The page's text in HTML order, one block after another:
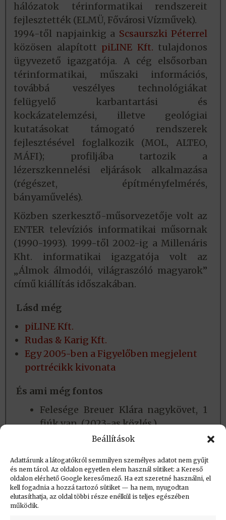
Beállítások
Adattárunk a látogatókról semmilyen személyes adatot nem gyűjt
és nem tárol. Az oldalon egyetlen elem használ sütiket: a Kereső
oldalon elérhető Google keresőmező. Ha ezt szeretné használni, el
kell fogadnia a hozzá tartozó sütiket — ha nem, nyugodtan
elutasíthatja, az oldal többi része enélkül is teljes egészében
működik.
hálózatok térinformatikai rendszereit
fejlesztették (ELMÜ, Fővárosi Vízművek).
1994-től napjainkig a Scsaurszki Péterrel
közösen alapított piLINE Kft. tulajdonos
ügyvezető igazgatója. A cég elsősorban
térinformatikai, műszaki információs,
továbbá veszélyes technológiákat
felügyelő karbantartási és
kockázatelemzési, illetve geológiai
kutatásokat támogató rendszerek
fejlesztésével foglalkozik (MOL, ALTEO,
MÁFI); profiljába tartozik a
lézerszkennelési eljárások alkalmazása
(régészet, építményfelmérés,
bányaművelés).
Közben szerkesztő-műsorvezetője volt az
ENTER televíziós informatikai műsornak
(1990-1993). 1999-től 2002-ig a Millenáris
Kht. informatikai igazgatója volt az
„Álmok álmodói, világraszóló magyarok”
című kiállítás időszakában.
Lásd még
piLINE Kft.
Rudas & Karig Kft.
Egy 2005-ben a Figyelőben megjelent
portrécikk kivonata
És ami még fontos
Felesége Breuer Klára nagykövet, 1
fiúk van. (2023-as közlés.)
Hobbijai: faesztergálás,
Létrehozva: 2023.02.21. 15:59
Utolsó módosítás: 2024.05.25. 14:08